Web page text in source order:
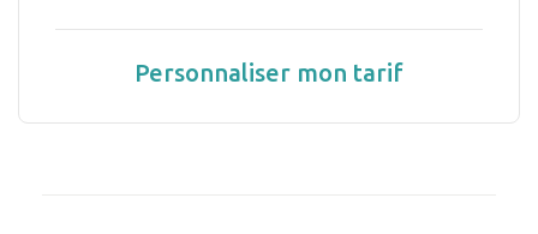
Personnaliser mon tarif